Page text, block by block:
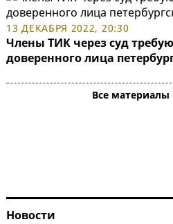
13 ДЕКАБРЯ 2022, 20:30
Члены ТИК через суд
доверенного лица
Все
Новости